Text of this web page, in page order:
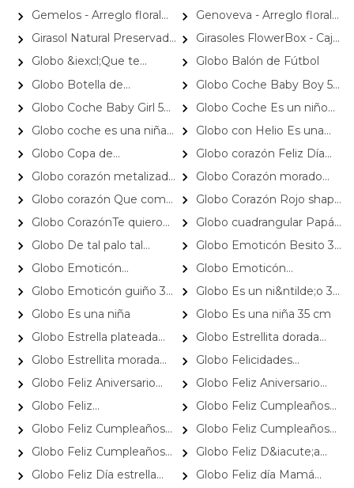
Galleta Lotus caramelizada
de 124 grs
- Galletas Gullón sin gluten de
200 grs
Gemelos - Arreglo floral
para nacimiento de gemelos
con peluches de osito,
gerberas blancas, rosas
azules, maules verdes e
Genoveva - Arreglo floral
en canasto de mimbre con
girasoles, mini rosas,
gypsophila e hypericum
Girasol Natural Preservado
- girasol preservado en pecera
vidrio con piedrecitas
Girasoles FlowerBox - Caja
de flores con 12 girasoles
Globo &iexcl;Que te
mejores! arcoiris 35 cm
Globo Balón de Fútbol
Globo Botella de
champagne gigante
ROSADO
Globo Coche Baby Boy 50
cm
Globo Coche Baby Girl 50
cm
Globo Coche Es un niño
22cm
Globo coche es una niña
22cm
Globo con Helio Es una
niña
Globo Copa de
Champange
Globo corazón Feliz Día
Mamá con corazoncitos
20cm
Globo corazón metalizado
shape 22cm
Globo Corazón morado
shape 22cm
Globo corazón Que como
me gusta el cafe: contigo
Globo Corazón Rojo shape
22cm
Globo CorazónTe quiero
corazoncitos de colores
20cm
Globo cuadrangular Papá
de Grande quiero ser como
tú 22cm
Globo De tal palo tal
astilla. Feliz día papá, ¡Salud!
22cm
Globo Emoticón Besito 35
cm
Globo Emoticón
Carcajada 35 cm
Globo Emoticón
Enamorado 35 cm
Globo Emoticón guiño 35
cm
Globo Es un ni&ntilde;o 35
cm
Globo Es una niña
Globo Es una niña 35 cm
Globo Estrella plateada
SHAPE 45cm
Globo Estrellita dorada
shape 22cm
Globo Estrellita morada
shape 22cm
Globo Felicidades
Graduado 38cm
Globo Feliz Aniversario
Amor 22cm
Globo Feliz Aniversario
Gracias por los Maravillosos
momentos juntos 38cm
Globo Feliz
Cumplea&ntilde;os Estrella
Globo Feliz Cumpleaños
Cuadrangular
Globo Feliz Cumpleaños
Cupcakes 35 cm
Globo Feliz Cumpleaños
Velitas
Globo Feliz Cumpleaños
Velitas 35 cm
Globo Feliz D&iacute;a
Colores 35 cm
Globo Feliz Día estrella
Globo Feliz día Mamá